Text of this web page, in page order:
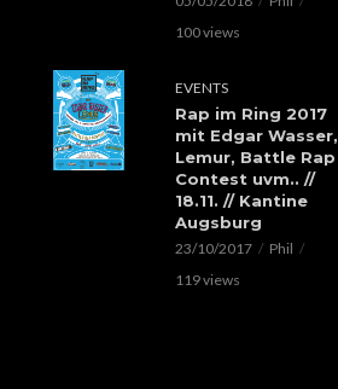
100 views
EVENTS
Rap im Ring 2017
mit Edgar Wasser,
Lemur, Battle Rap
Contest uvm.. //
18.11. // Kantine
Augsburg
23/10/2017
Phil
119 views